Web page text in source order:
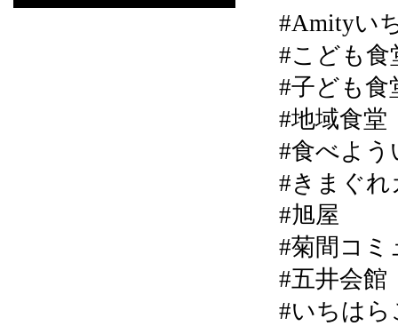
#Amityい
#こども食
#子ども食
#地域食堂
#食べよう
#きまぐれ
#旭屋
#菊間コ
#五井会館
#いちはら